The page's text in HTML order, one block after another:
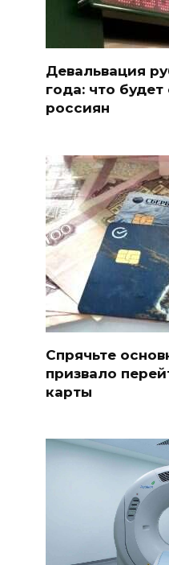
Девальвация
года: что
россиян
Спрячьте
призвало
карты